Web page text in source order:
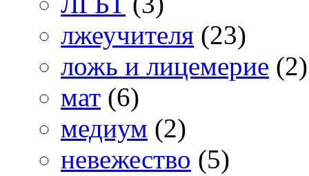
лжеучителя (23)
ложь и лицемерие (2)
мат (6)
медиум (2)
невежество (5)